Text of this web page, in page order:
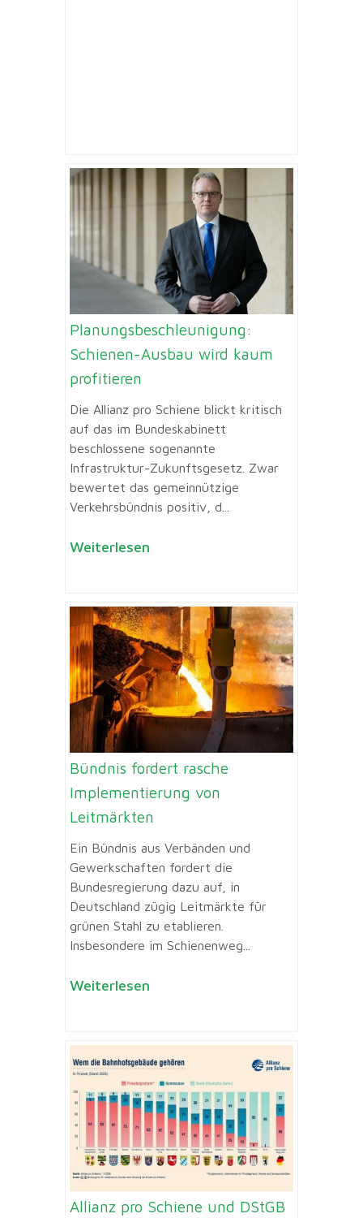
Planungsbeschleunigung:
Schienen-Ausbau wird kaum
profitieren
Die Allianz pro Schiene blickt kritisch
auf das im Bundeskabinett
beschlossene sogenannte
Infrastruktur-Zukunftsgesetz. Zwar
bewertet das gemeinnützige
Verkehrsbündnis positiv, d...
Weiterlesen
Bündnis fordert rasche
Implementierung von
Leitmärkten
Ein Bündnis aus Verbänden und
Gewerkschaften fordert die
Bundesregierung dazu auf, in
Deutschland zügig Leitmärkte für
grünen Stahl zu etablieren.
Insbesondere im Schienenweg...
Weiterlesen
Allianz pro Schiene und DStGB